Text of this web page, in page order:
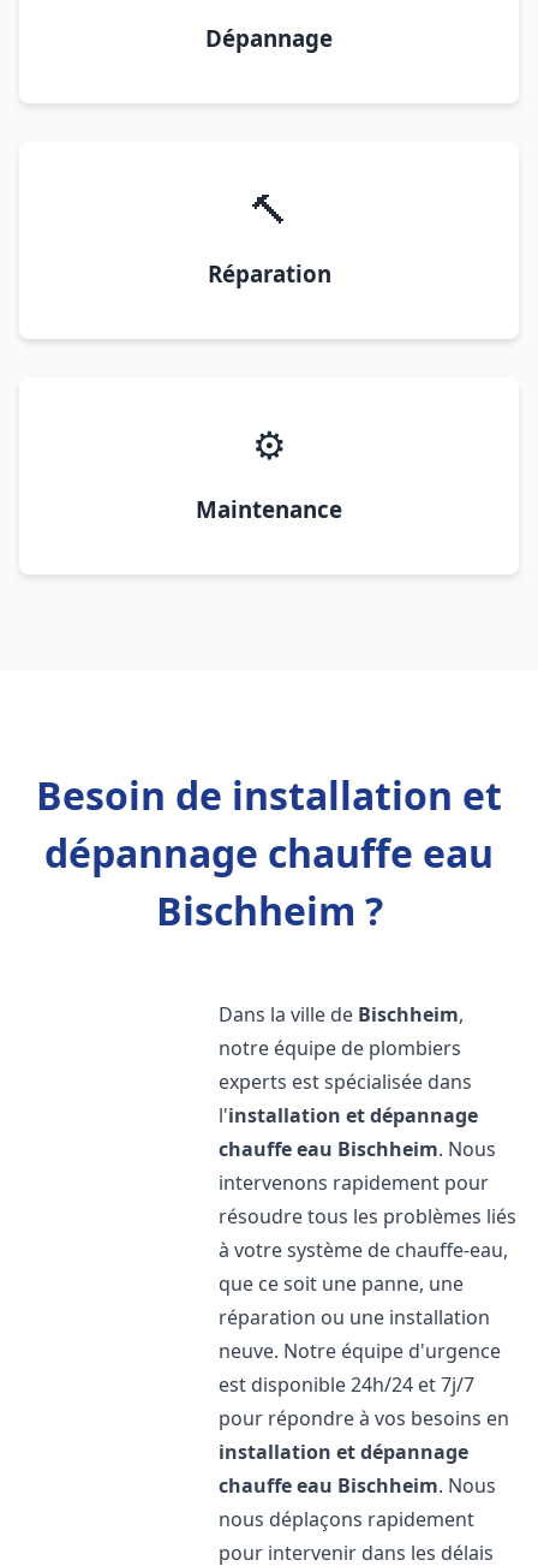
Dépannage
🔨
Réparation
⚙️
Maintenance
Besoin de installation et
dépannage chauffe eau
Bischheim ?
Dans la ville de Bischheim,
notre équipe de plombiers
experts est spécialisée dans
l'installation et dépannage
chauffe eau Bischheim. Nous
intervenons rapidement pour
résoudre tous les problèmes liés
à votre système de chauffe-eau,
que ce soit une panne, une
réparation ou une installation
neuve. Notre équipe d'urgence
est disponible 24h/24 et 7j/7
pour répondre à vos besoins en
installation et dépannage
chauffe eau Bischheim. Nous
nous déplaçons rapidement
pour intervenir dans les délais